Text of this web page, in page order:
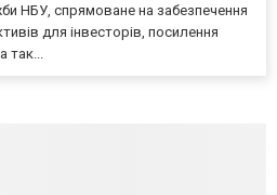
НБУ, спрямоване на забезпечення
для інвесторів, посилення
так...